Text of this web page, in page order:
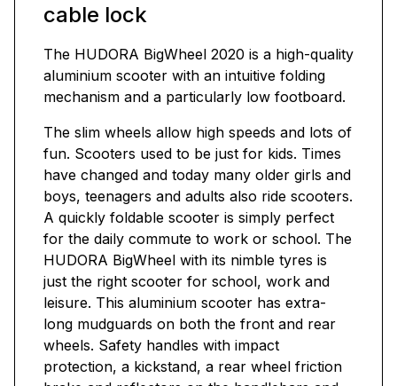
cable lock
The HUDORA BigWheel 2020 is a high-quality
aluminium scooter with an intuitive folding
mechanism and a particularly low footboard.
The slim wheels allow high speeds and lots of
fun. Scooters used to be just for kids. Times
have changed and today many older girls and
boys, teenagers and adults also ride scooters.
A quickly foldable scooter is simply perfect
for the daily commute to work or school. The
HUDORA BigWheel with its nimble tyres is
just the right scooter for school, work and
leisure. This aluminium scooter has extra-
long mudguards on both the front and rear
wheels. Safety handles with impact
protection, a kickstand, a rear wheel friction